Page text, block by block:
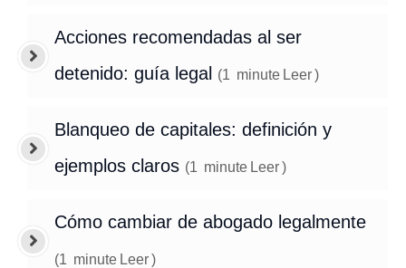
Acciones recomendadas al ser
detenido: guía legal
(1 minute Leer)
Blanqueo de capitales: definición y
ejemplos claros (1 minute Leer)
Cómo cambiar de abogado legalmente
(1 minute Leer)